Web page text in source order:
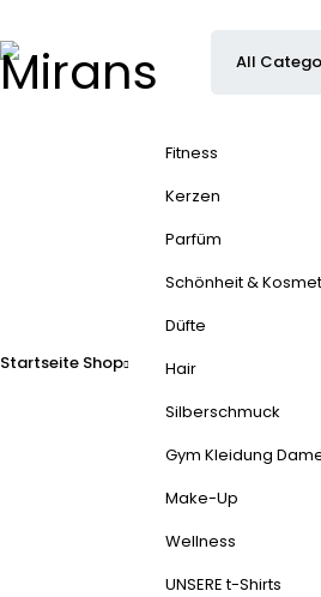
Startseite Shop
Fitness
Kerzen
Parfüm
Schönheit &
Düfte
Hair
Silberschmuck
Gym Kleidung
Make-Up
Wellness
UNSERE t-Shirts